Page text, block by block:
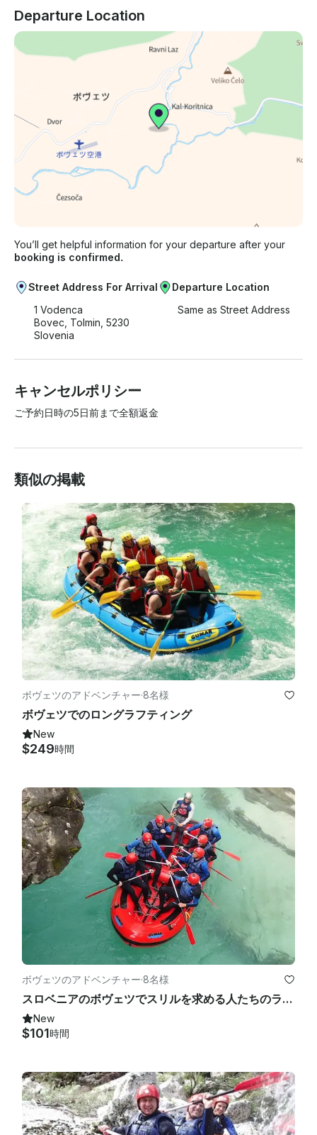
Departure Location
You’ll get helpful information for your departure after your
booking is confirmed.
Street Address For Arrival
1 Vodenca
Bovec, Tolmin, 5230
Slovenia
Departure Location
Same as Street Address
キャンセルポリシー
ご予約日時の5日前まで全額返金
類似の掲載
ボヴェツのアドベンチャー·8名様
ボヴェツでのロングラフティング
New
$249時間
ボヴェツのアドベンチャー·8名様
スロベニアのボヴェツでスリルを求める人たちのラフティング・トリップに参加しよう
New
$101時間